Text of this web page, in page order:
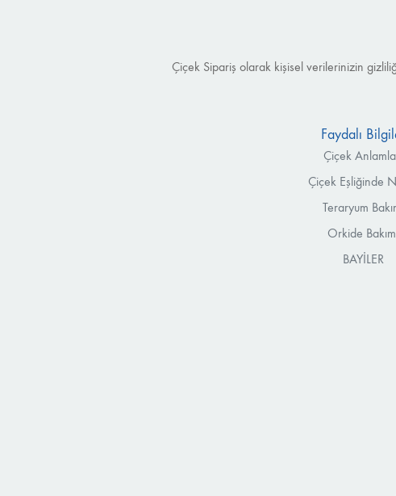
Çiçek Sipariş olarak kişisel verilerinizin
Faydalı
Çiçek
Çiçek Eşliğinde
Teraryum
Orkide
BAYİLER